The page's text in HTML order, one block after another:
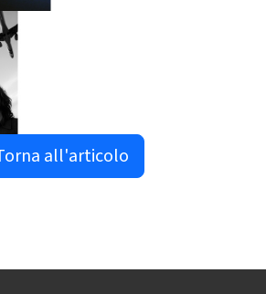
all'articolo